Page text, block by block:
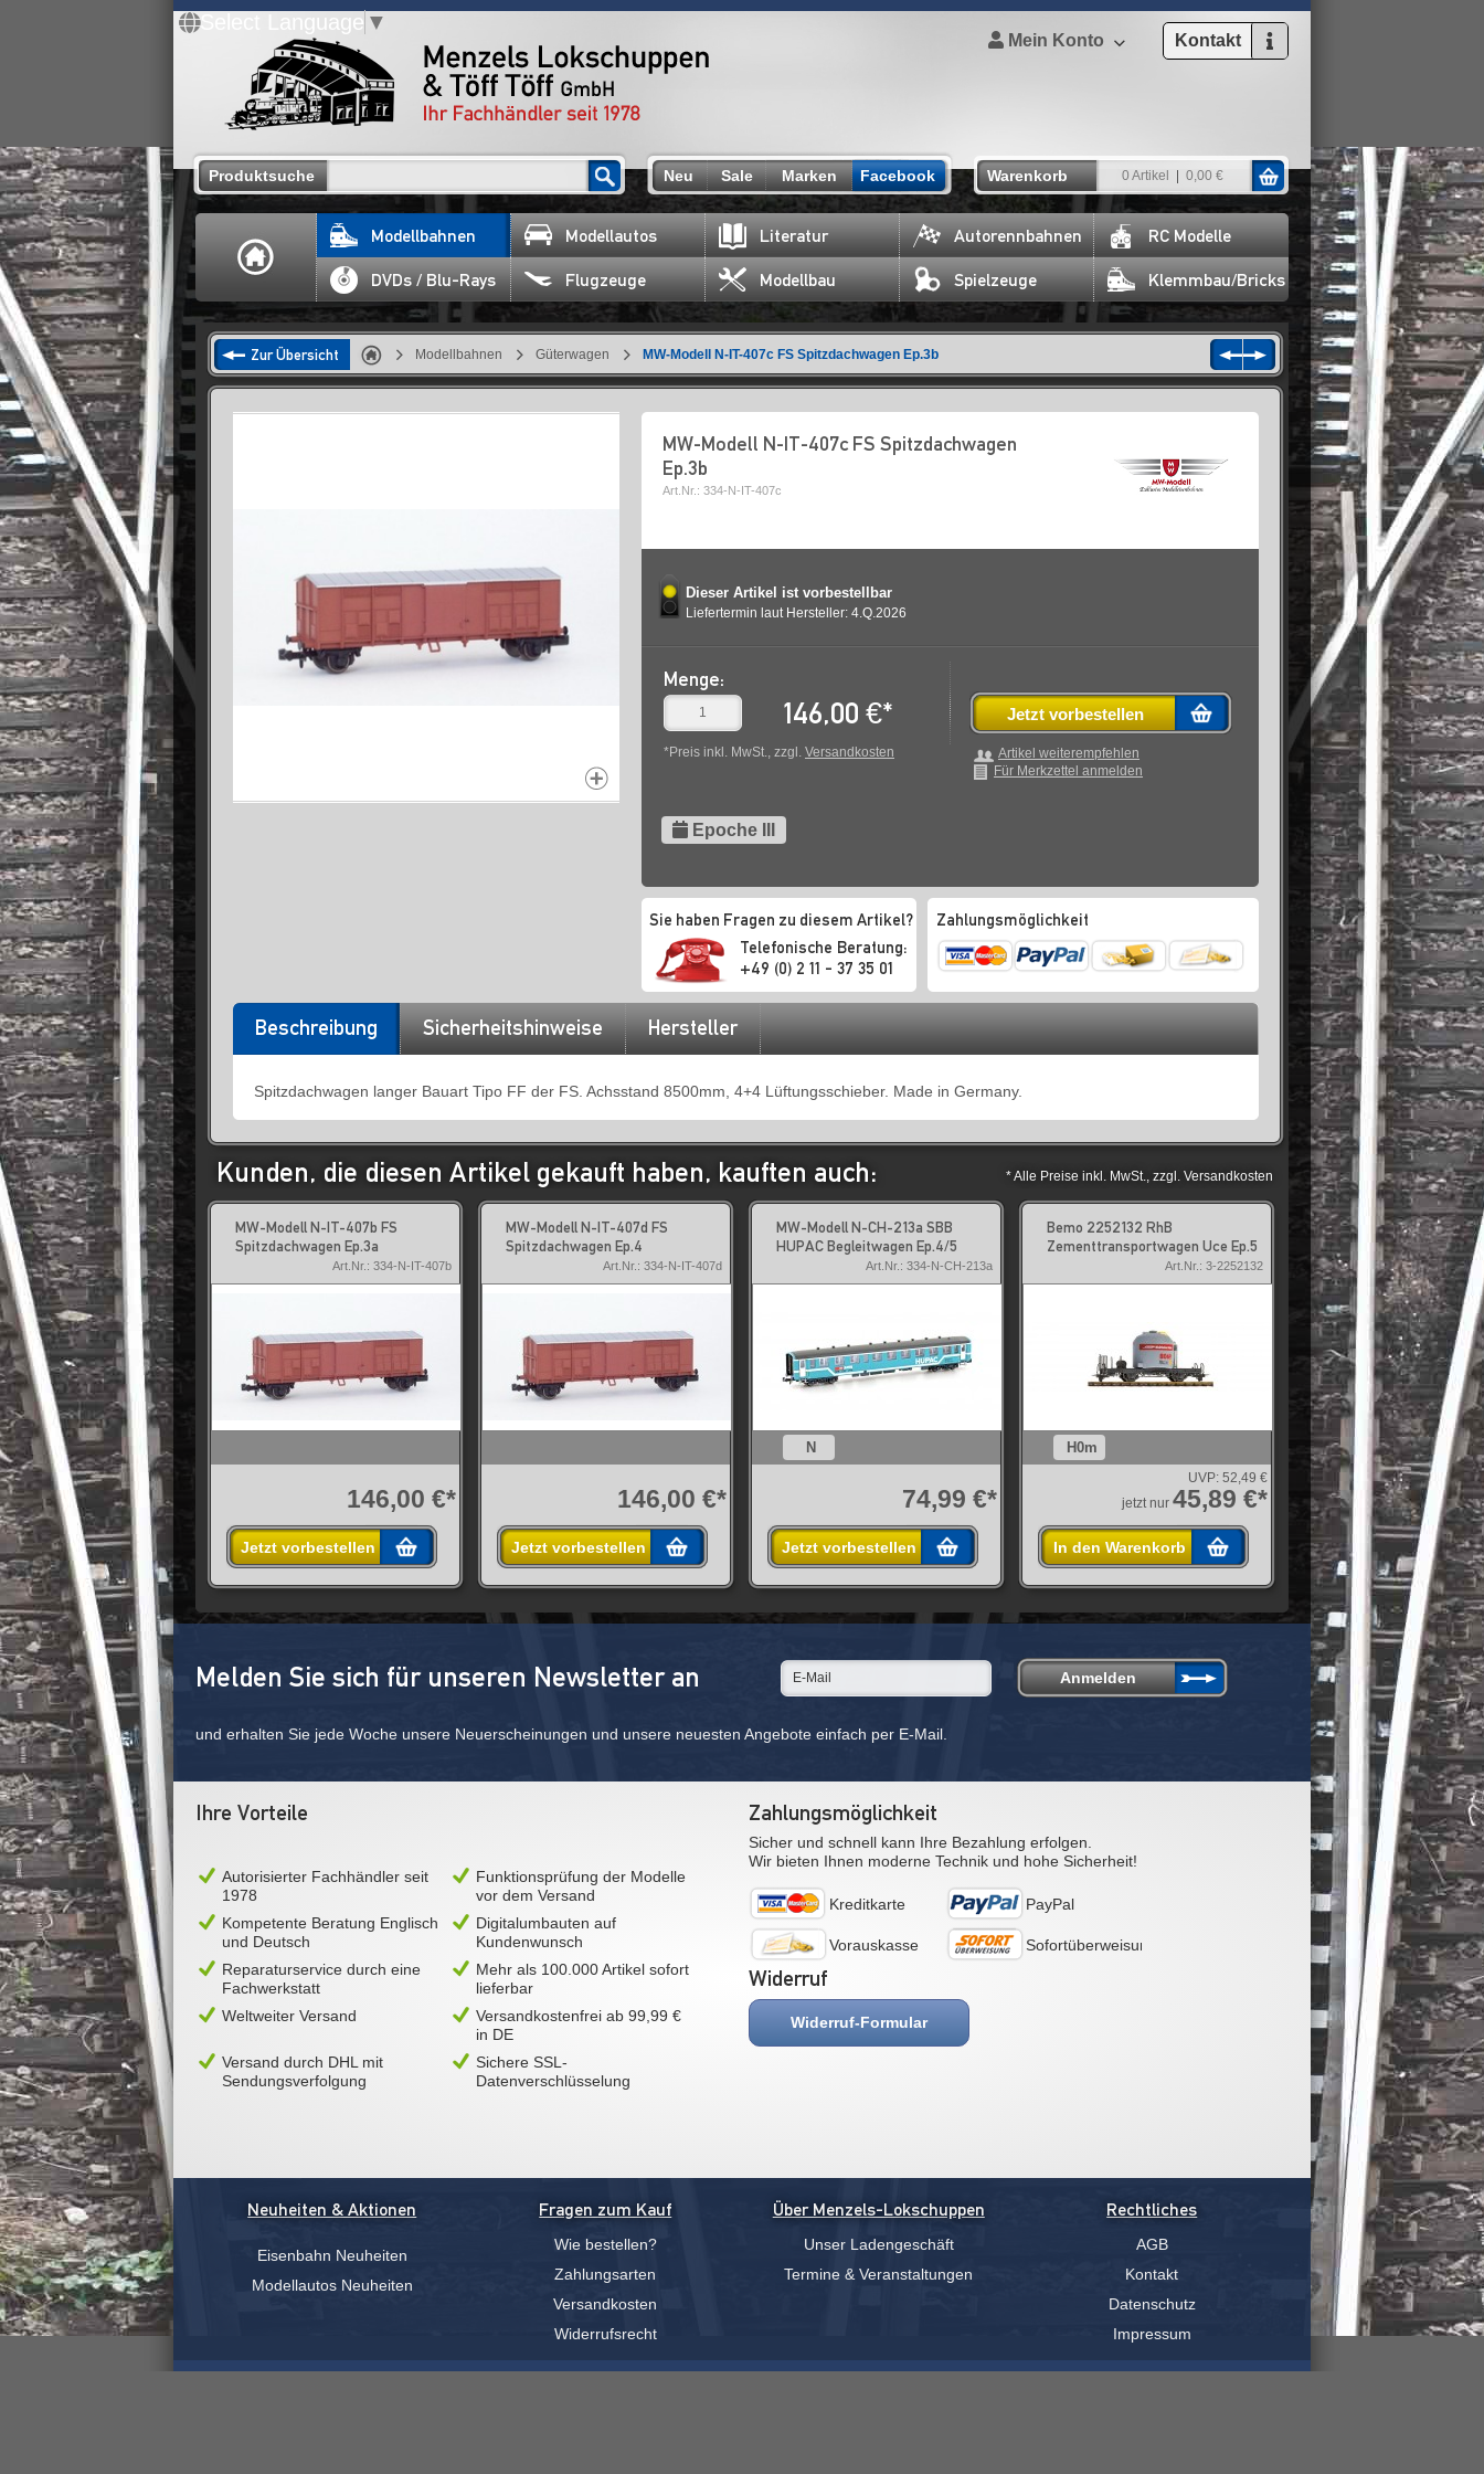
Select Language ▼
Mein Konto Kontakt
Produktsuche Neu Sale Marken Facebook Warenkorb 0 Artikel 0,00 €
Modellbahnen Modellautos Literatur Autorennbahnen RC Modelle
DVDs / Blu-Rays Flugzeuge Modellbau Spielzeuge Klemmbau/Bricks
Zur Übersicht Modellbahnen Güterwagen MW-Modell N-IT-407c FS Spitzdachwagen Ep.3b
MW-Modell N-IT-407c FS Spitzdachwagen
Ep.3b
Art.Nr.: 334-N-IT-407c
Dieser Artikel ist vorbestellbar
Liefertermin laut Hersteller: 4.Q.2026
Menge:
146,00 €*
*Preis inkl. MwSt., zzgl. Versandkosten
Jetzt vorbestellen
Artikel weiterempfehlen
Für Merkzettel anmelden
Epoche III
Sie haben Fragen zu diesem Artikel?
Telefonische Beratung:
+49 (0) 2 11 - 37 35 01
Zahlungsmöglichkeit
Beschreibung Sicherheitshinweise Hersteller
Spitzdachwagen langer Bauart Tipo FF der FS. Achsstand 8500mm, 4+4 Lüftungsschieber. Made in Germany.
Kunden, die diesen Artikel gekauft haben, kauften auch: * Alle Preise inkl. MwSt., zzgl. Versandkosten
MW-Modell N-IT-407b FS
Spitzdachwagen Ep.3a
Art.Nr.: 334-N-IT-407b
146,00 €*
Jetzt vorbestellen
MW-Modell N-IT-407d FS
Spitzdachwagen Ep.4
Art.Nr.: 334-N-IT-407d
146,00 €*
Jetzt vorbestellen
MW-Modell N-CH-213a SBB
HUPAC Begleitwagen Ep.4/5
Art.Nr.: 334-N-CH-213a
N
74,99 €*
Jetzt vorbestellen
Bemo 2252132 RhB
Zementtransportwagen Uce Ep.5
Art.Nr.: 3-2252132
H0m
UVP: 52,49 €
jetzt nur 45,89 €*
In den Warenkorb
Melden Sie sich für unseren Newsletter an
und erhalten Sie jede Woche unsere Neuerscheinungen und unsere neuesten Angebote einfach per E-Mail.
Ihre Vorteile
Autorisierter Fachhändler seit
1978
Funktionsprüfung der Modelle
vor dem Versand
Kompetente Beratung Englisch
und Deutsch
Digitalumbauten auf
Kundenwunsch
Reparaturservice durch eine
Fachwerkstatt
Mehr als 100.000 Artikel sofort
lieferbar
Weltweiter Versand
Versandkostenfrei ab 99,99 €
in DE
Versand durch DHL mit
Sendungsverfolgung
Sichere SSL-
Datenverschlüsselung
Zahlungsmöglichkeit
Sicher und schnell kann Ihre Bezahlung erfolgen.
Wir bieten Ihnen moderne Technik und hohe Sicherheit!
Kreditkarte PayPal
Vorauskasse Sofortüberweisung
Widerruf
Widerruf-Formular
Neuheiten & Aktionen
Eisenbahn Neuheiten
Modellautos Neuheiten
Fragen zum Kauf
Wie bestellen?
Zahlungsarten
Versandkosten
Widerrufsrecht
Über Menzels-Lokschuppen
Unser Ladengeschäft
Termine & Veranstaltungen
Rechtliches
AGB
Kontakt
Datenschutz
Impressum